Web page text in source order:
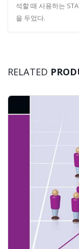
석할 때 사용하는
을 두었다.
RELATED